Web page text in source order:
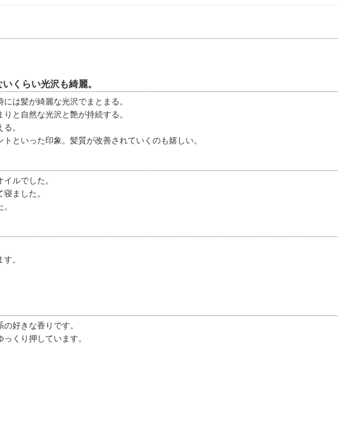
くらい光沢も綺麗。
は髪が綺麗な光沢でまとまる。
と自然な光沢と艶が持続する。
。
といった印象。髪質が改善されていくのも嬉しい。
ルでした。
ました。
。
好きな香りです。
くり押しています。